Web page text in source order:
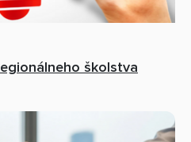
školstva